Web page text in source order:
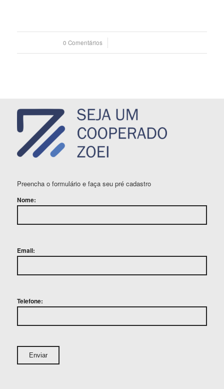
0 Comentários
/
Preencha o formulário e faça seu pré cadastro
Nome:
Email:
Telefone: